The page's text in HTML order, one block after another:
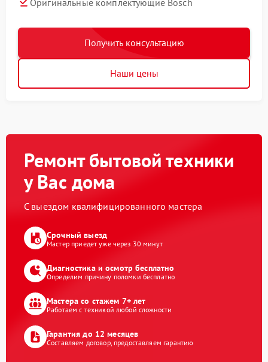
Получить консультацию
Наши цены
Ремонт бытовой техники
у Вас дома
С выездом квалифицированного мастера
Срочный выезд
Мастер приедет уже через 30 минут
Диагностика и осмотр бесплатно
Определим причину поломки бесплатно
Мастера со стажем 7+ лет
Работаем с техникой любой сложности
Гарантия до 12 месяцев
Составляем договор, предоставляем гарантию